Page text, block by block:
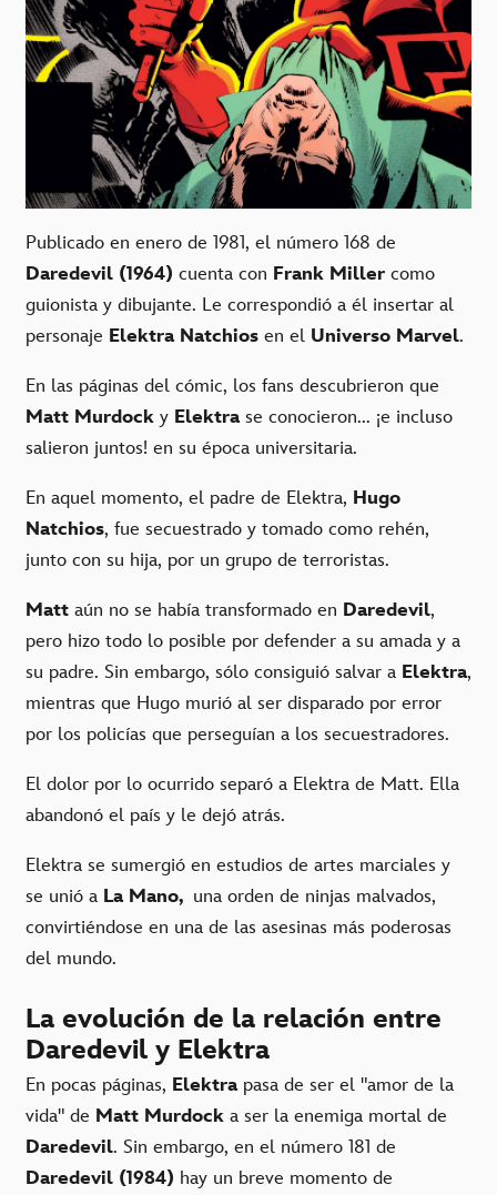
Publicado en enero de 1981, el número 168 de
Daredevil (1964) cuenta con Frank Miller como
guionista y dibujante. Le correspondió a él insertar al
personaje Elektra Natchios en el Universo Marvel.
En las páginas del cómic, los fans descubrieron que
Matt Murdock y Elektrase conocieron... ¡e incluso
salieron juntos! en su época universitaria.
En aquel momento, el padre de Elektra, Hugo
Natchios, fue secuestrado y tomado como rehén,
junto con su hija, por un grupo de terroristas.
Matt aún no se había transformado en Daredevil,
pero hizo todo lo posible por defender a su amada y a
su padre. Sin embargo, sólo consiguió salvar a Elektra,
mientras que Hugo murió al ser disparado por error
por los policías que perseguían a los secuestradores.
El dolor por lo ocurrido separó a Elektra de Matt. Ella
abandonó el país y le dejó atrás.
Elektra se sumergió en estudios de artes marciales y
se unió a La Mano, una orden de ninjas malvados,
convirtiéndose en una de las asesinas más poderosas
del mundo.
La evolución de la relación entre
Daredevil y Elektra
En pocas páginas, Elektrapasa de ser el "amor de la
vida" de Matt Murdock a ser la enemiga mortal de
Daredevil. Sin embargo, en el número 181 de
Daredevil (1984) hay un breve momento de